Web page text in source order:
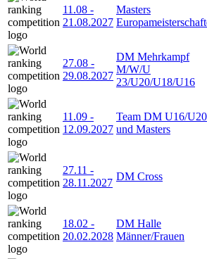
11.08 -
21.08.2027
Masters
27.08 -
29.08.2027
DM Mehrkampf
M/W/U
23/U20/U18/U16
11.09 -
12.09.2027
Team DM U16/U20
und Masters
27.11 -
28.11.2027
DM Cross
18.02 -
20.02.2028
DM Halle
Männer/Frauen